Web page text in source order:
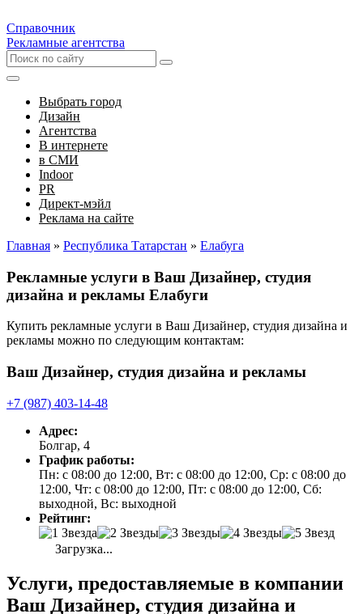
Справочник
Рекламные агентства
Выбрать город
Дизайн
Агентства
В интернете
в СМИ
Indoor
PR
Директ-мэйл
Реклама на сайте
Главная » Республика Татарстан » Елабуга
Рекламные услуги в Ваш Дизайнер, студия
дизайна и рекламы Елабуги
Купить рекламные услуги в Ваш Дизайнер, студия дизайна и
рекламы можно по следующим контактам:
Ваш Дизайнер, студия дизайна и рекламы
+7 (987) 403-14-48
Адрес:
Болгар, 4
График работы:
Пн: с 08:00 до 12:00, Вт: с 08:00 до 12:00, Ср: с 08:00 до
12:00, Чт: с 08:00 до 12:00, Пт: с 08:00 до 12:00, Сб:
выходной, Вс: выходной
Рейтинг:
Загрузка...
Услуги, предоставляемые в компании
Ваш Дизайнер, студия дизайна и